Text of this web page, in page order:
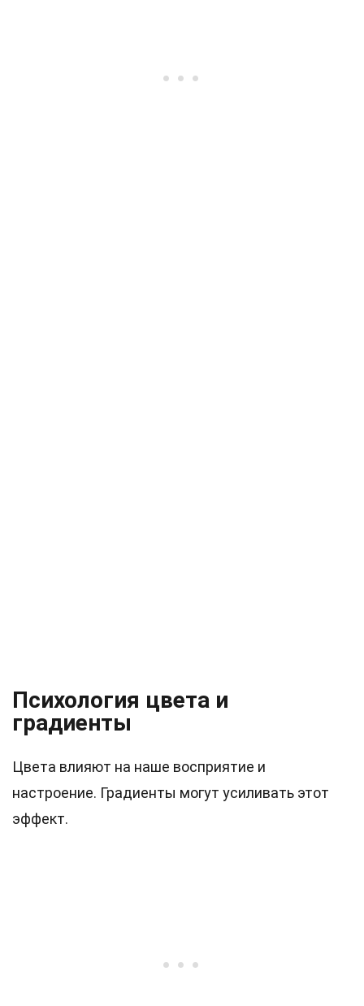
Психология цвета и
градиенты
Цвета влияют на наше восприятие и
настроение. Градиенты могут усиливать этот
эффект.